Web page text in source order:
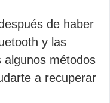
de haber
y las
algunos métodos
a recuperar